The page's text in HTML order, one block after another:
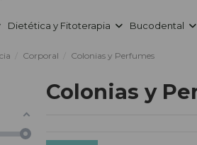
Dietética y Fitoterapia Bucodental
Corporal Colonias y Perfumes
Colonias y